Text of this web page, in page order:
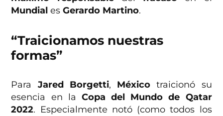
Mundial esGerardo Martino.
“Traicionamos nuestras
formas”
Para Jared Borgetti, México traicionó su
esencia en la Copa del Mundo de Qatar
2022. Especialmente notó (como todos los